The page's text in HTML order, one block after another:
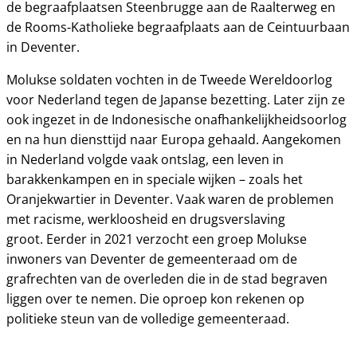
de begraafplaatsen Steenbrugge aan de Raalterweg en
de Rooms-Katholieke begraafplaats aan de Ceintuurbaan
in Deventer.
Molukse soldaten vochten in de Tweede Wereldoorlog
voor Nederland tegen de Japanse bezetting. Later zijn ze
ook ingezet in de Indonesische onafhankelijkheidsoorlog
en na hun diensttijd naar Europa gehaald. Aangekomen
in Nederland volgde vaak ontslag, een leven in
barakkenkampen en in speciale wijken – zoals het
Oranjekwartier in Deventer. Vaak waren de problemen
met racisme, werkloosheid en drugsverslaving
groot. Eerder in 2021 verzocht een groep Molukse
inwoners van Deventer de gemeenteraad om de
grafrechten van de overleden die in de stad begraven
liggen over te nemen. Die oproep kon rekenen op
politieke steun van de volledige gemeenteraad.